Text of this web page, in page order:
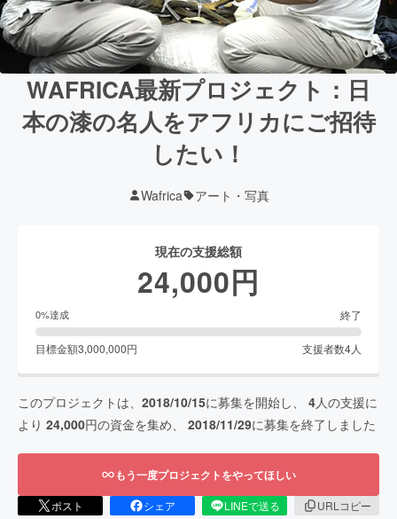
WAFRICA最新プロジェクト：日
本の漆の名人をアフリカにご招待
したい！
Wafrica アート・写真
現在の支援総額
24,000円
0%達成 終了
目標金額3,000,000円 支援者数4人
このプロジェクトは、 2018/10/15に募集を開始し、 4人の支援に
より 24,000円の資金を集め、 2018/11/29に募集を終了しました
もう一度プロジェクトをやってほしい
ポスト シェア LINEで送る
URLコピー